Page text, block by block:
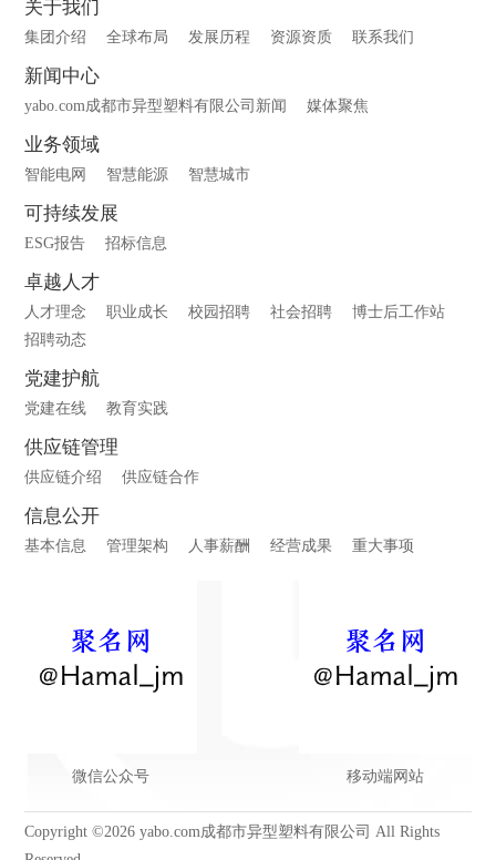
关于我们
集团介绍 全球布局 发展历程 资源资质 联系我们
新闻中心
yabo.com成都市异型塑料有限公司新闻 媒体聚焦
业务领域
智能电网 智慧能源 智慧城市
可持续发展
ESG报告 招标信息
卓越人才
人才理念 职业成长 校园招聘 社会招聘
博士后工作站
招聘动态
党建护航
党建在线 教育实践
供应链管理
供应链介绍 供应链合作
信息公开
基本信息 管理架构 人事薪酬 经营成果 重大事项
微信公众号 移动端网站
Copyright ©2026 yabo.com成都市异型塑料有限公司 All Rights